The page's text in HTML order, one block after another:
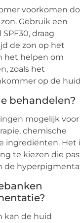
voorkomen
Gebruik een
draag
de zon op het
het helpen om
zoals het
op de
behandelen?
mogelijk voor
chemische
ingrediënten. Het
te kiezen die
de
kan de huid